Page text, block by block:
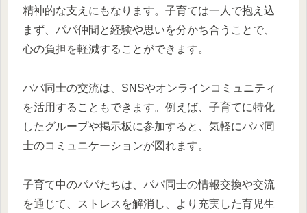
精神的な支えにもなります。子育ては一人で抱え込
まず、パパ仲間と経験や思いを分かち合うことで、
心の負担を軽減することができます。
パパ同士の交流は、SNSやオンラインコミュニティ
を活用することもできます。例えば、子育てに特化
したグループや掲示板に参加すると、気軽にパパ同
士のコミュニケーションが図れます。
子育て中のパパたちは、パパ同士の情報交換や交流
を通じて、ストレスを解消し、より充実した育児生